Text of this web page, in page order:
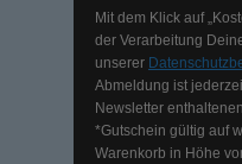
Mit dem Klick auf
der Verarbeitung
unserer
Abmeldung ist
Newsletter
*Gutschein gültig auf
Warenkorb in Höhe